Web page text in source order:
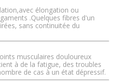
élongation ou
.Quelques fibres d'un
sans continuitée du
musculaires douloureux
à de la fatigue, des troubles
de cas à un état dépressif.